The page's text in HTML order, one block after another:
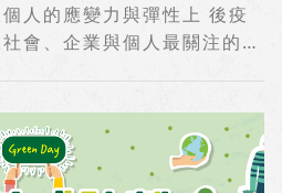
人的應變力與彈性上 後疫
會、企業與個人最關注的議
，一個未知突發事件可以牽
、烏克蘭被入侵，殷鑑不
跟個人的應變能力，需要彈性